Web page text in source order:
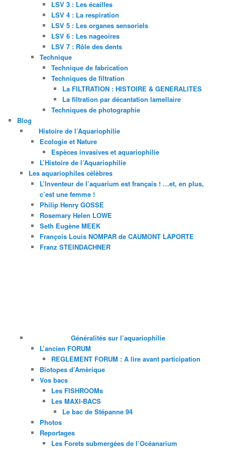
LSV 3 : Les écailles
LSV 4 : La respiration
LSV 5 : Les organes sensoriels
LSV 6 : Les nageoires
LSV 7 : Rôle des dents
Technique
Technique de fabrication
Techniques de filtration
La FILTRATION : HISTOIRE & GENERALITES
La filtration par décantation lamellaire
Techniques de photographie
Blog
Histoire de l’Aquariophilie
Ecologie et Nature
Espèces invasives et aquariophilie
L’Histoire de l’Aquariophilie
Les aquariophiles célèbres
L’Inventeur de l’aquarium est français ! …et, en plus,
c’est une femme !
Philip Henry GOSSE
Rosemary Helen LOWE
Seth Eugène MEEK
François Louis NOMPAR de CAUMONT LAPORTE
Franz STEINDACHNER
Généralités sur l’aquariophilie
L’ancien FORUM
REGLEMENT FORUM : A lire avant participation
Biotopes d’Amèrique
Vos bacs
Les FISHROOMs
Les MAXI-BACS
Le bac de Stépanne 94
Photos
Reportages
Les Forets submergées de l’Océanarium